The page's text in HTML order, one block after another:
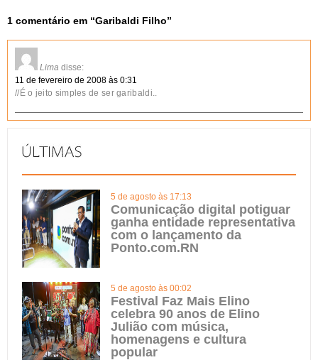
1 comentário em “Garibaldi Filho”
Lima disse:
11 de fevereiro de 2008 às 0:31
//É o jeito simples de ser garibaldi..
5 de agosto às 17:13
Comunicação digital potiguar
ganha entidade representativa
com o lançamento da
Ponto.com.RN
5 de agosto às 00:02
Festival Faz Mais Elino
celebra 90 anos de Elino
Julião com música,
homenagens e cultura
popular